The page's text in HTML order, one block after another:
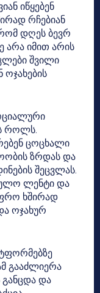
იწყებენ
რჩებიან
დღეს ბევრ
არა იმით არის
შვილი
როლს.
ცოცხალი
ზრდას და
შეცვლას.
ლენტი და
ხშირად
ოჯახურ
გააძლიერა
და